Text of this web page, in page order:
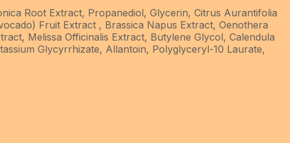
Root Extract, Propanediol, Glycerin, Citrus Aurantifolia
Fruit Extract , Brassica Napus Extract, Oenothera
Melissa Officinalis Extract, Butylene Glycol, Calendula
Glycyrrhizate, Allantoin, Polyglyceryl-10 Laurate,